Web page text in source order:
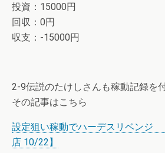
投資：15000円
回収：0円
収支：-15000円
2-9伝説のたけしさんも稼動記録を
その記事はこちら
設定狙い稼動でハーデスリベンジ
店 10/22】